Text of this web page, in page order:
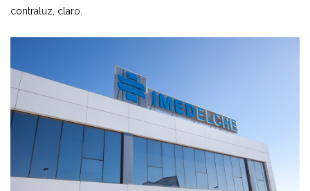
contraluz, claro.